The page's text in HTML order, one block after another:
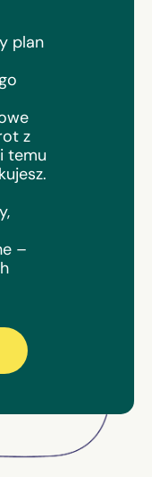
plan
z
temu
–